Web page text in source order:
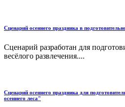
Сценарий осеннего праздника в
Сценарий разработан для
весёлого развлечения....
Сценарий осеннего праздника для
осеннего леса"